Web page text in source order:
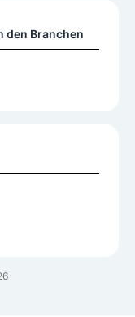
den Branchen